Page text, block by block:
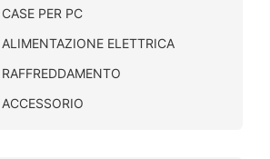
CASE PER PC
ALIMENTAZIONE ELETTRICA
RAFFREDDAMENTO
ACCESSORIO